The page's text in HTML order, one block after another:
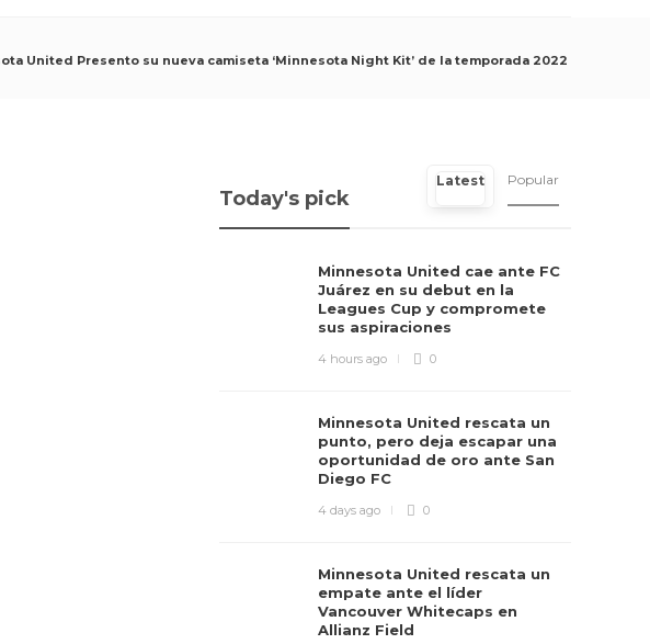
United Presento su nueva camiseta ‘Minnesota Night Kit’ de la temporada 2022
Today's pick
Latest Popular
Minnesota United cae ante FC
Juárez en su debut en la
Leagues Cup y compromete
sus aspiraciones
4 hours ago 0
Minnesota United rescata un
punto, pero deja escapar una
oportunidad de oro ante San
Diego FC
4 days ago 0
Minnesota United rescata un
empate ante el líder
Vancouver Whitecaps en
Allianz Field